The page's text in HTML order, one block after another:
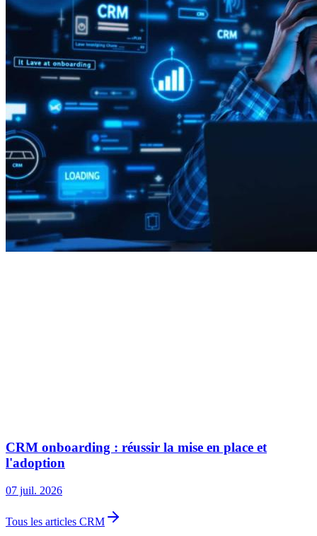
CRM onboarding : réussir la mise en place et
l'adoption
07 juil. 2026
Tous les articles CRM